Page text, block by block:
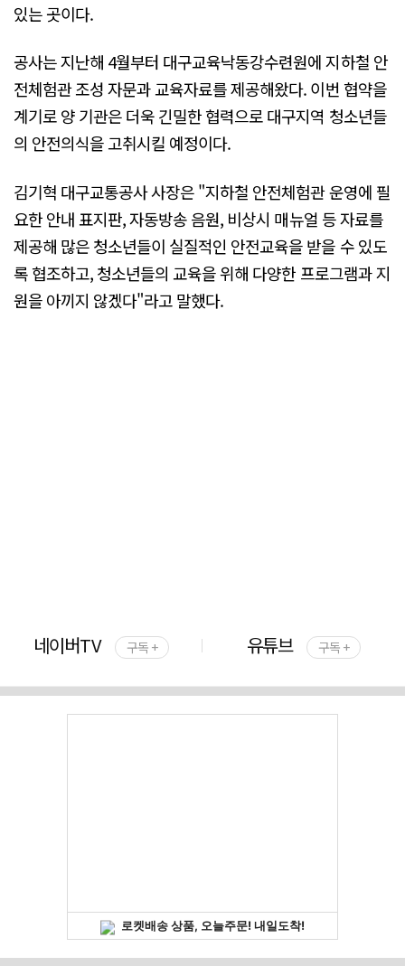
있는 곳이다.
공사는 지난해 4월부터 대구교육낙동강수련원에 지하철 안
전체험관 조성 자문과 교육자료를 제공해왔다. 이번 협약을
계기로 양 기관은 더욱 긴밀한 협력으로 대구지역 청소년들
의 안전의식을 고취시킬 예정이다.
김기혁 대구교통공사 사장은 "지하철 안전체험관 운영에 필
요한 안내 표지판, 자동방송 음원, 비상시 매뉴얼 등 자료를
제공해 많은 청소년들이 실질적인 안전교육을 받을 수 있도
록 협조하고, 청소년들의 교육을 위해 다양한 프로그램과 지
원을 아끼지 않겠다"라고 말했다.
네이버TV 구독 + 유튜브 구독 +